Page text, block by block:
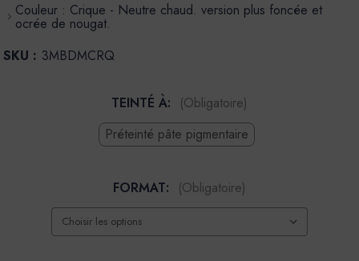
Couleur : Crique - Neutre chaud. version plus foncée et
ocrée de nougat.
SKU : 3MBDMCRQ
TEINTÉ À:
(Obligatoire)
Préteinté pâte pigmentaire
FORMAT: (Obligatoire)